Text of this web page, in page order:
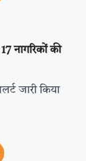
नागरिकों की
जारी किया